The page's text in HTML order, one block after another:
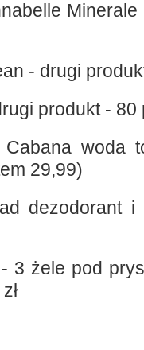
- drugi
produkt - 80
woda
29,99)
dezodorant
3 żele pod